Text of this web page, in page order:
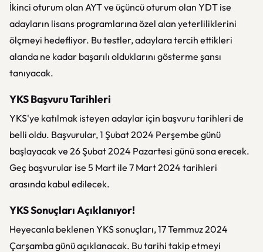
İkinci oturum olan AYT ve üçüncü oturum olan YDT ise
adayların lisans programlarına özel alan yeterliliklerini
ölçmeyi hedefliyor. Bu testler, adaylara tercih ettikleri
alanda ne kadar başarılı olduklarını gösterme şansı
tanıyacak.
YKS Başvuru Tarihleri
YKS'ye katılmak isteyen adaylar için başvuru tarihleri de
belli oldu. Başvurular, 1 Şubat 2024 Perşembe günü
başlayacak ve 26 Şubat 2024 Pazartesi günü sona erecek.
Geç başvurular ise 5 Mart ile 7 Mart 2024 tarihleri
arasında kabul edilecek.
YKS Sonuçları Açıklanıyor!
Heyecanla beklenen YKS sonuçları, 17 Temmuz 2024
Çarşamba günü açıklanacak. Bu tarihi takip etmeyi